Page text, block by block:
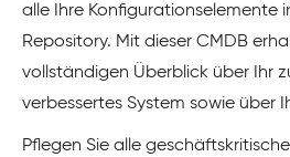
alle Ihre Konfigurationselemente
Repository. Mit dieser CMDB
vollständigen Überblick über Ihr
verbessertes System sowie über
Pflegen Sie alle